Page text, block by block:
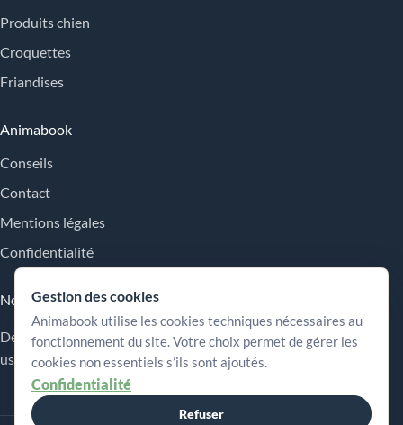
Produits chien
Croquettes
Friandises
Animabook
Conseils
Contact
Mentions légales
Confidentialité
Nos engagements
Des repères simples pour comparer les offres, comprendre les
usages et choisir plus sereinement.
Gestion des cookies
Animabook utilise les cookies techniques nécessaires au
fonctionnement du site. Votre choix permet de gérer les
cookies non essentiels s’ils sont ajoutés.
Confidentialité
Refuser